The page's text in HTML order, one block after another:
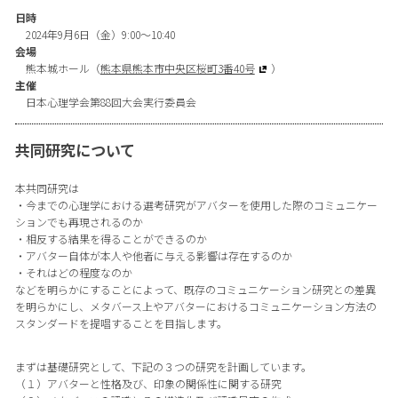
日時
2024年9月6日（金）9:00〜10:40
会場
熊本城ホール（熊本県熊本市中央区桜町3番40号
）
主催
日本心理学会第88回大会実行委員会
共同研究について
本共同研究は
・今までの心理学における選考研究がアバターを使用した際のコミュニケー
ションでも再現されるのか
・相反する結果を得ることができるのか
・アバター自体が本人や他者に与える影響は存在するのか
・それはどの程度なのか
などを明らかにすることによって、既存のコミュニケーション研究との差異
を明らかにし、メタバース上やアバターにおけるコミュニケーション方法の
スタンダードを提唱することを目指します。
まずは基礎研究として、下記の３つの研究を計画しています。
（１）アバターと性格及び、印象の関係性に関する研究